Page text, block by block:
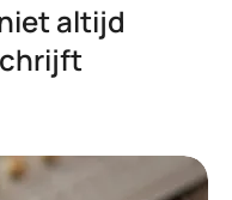
altijd